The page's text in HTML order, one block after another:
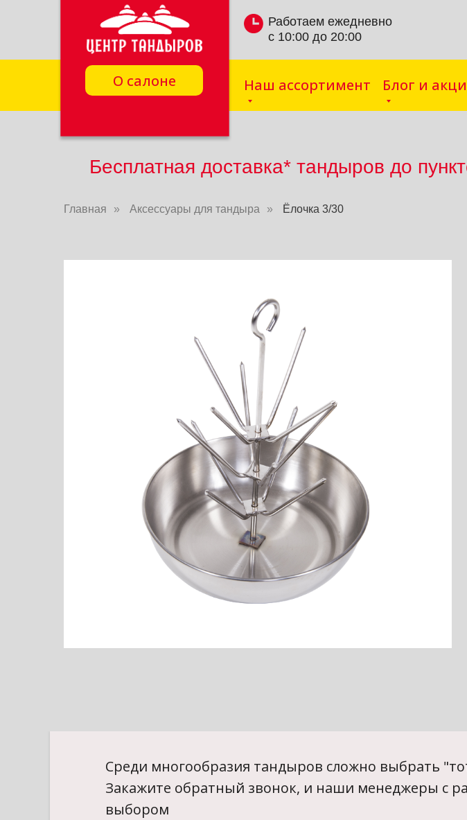
Наш ассортимент
Работаем ежедневно
с 10:00 до 20:00
Блог и
О салоне
Бесплатная доставка* тандыров до
Главная » Аксессуары для тандыра » Ёлочка 3/30
Среди многообразия тандыров сложно выбрать
Закажите обратный звонок, и наши менеджеры с
выбором